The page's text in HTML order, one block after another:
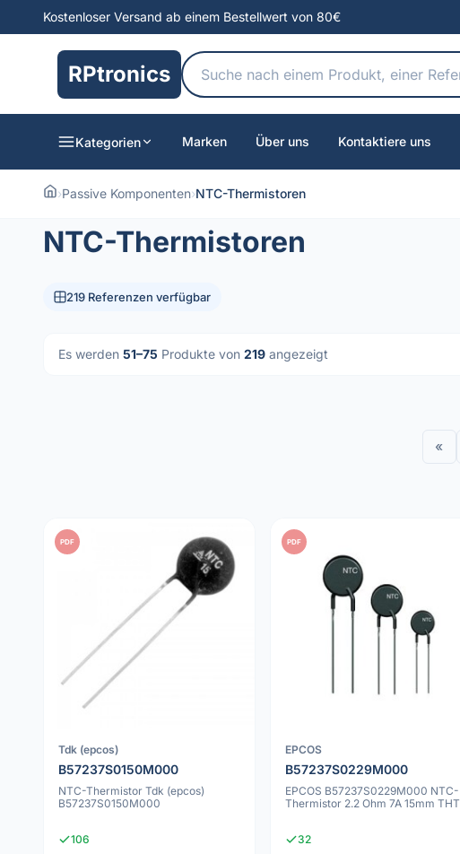
Kostenloser Versand ab einem Bestellwert von 80€
RPtronics
Kategorien Marken Über uns Kontaktiere uns
›Passive Komponenten›NTC-Thermistoren
NTC-Thermistoren
219 Referenzen verfügbar
Es werden 51–75 Produkte von 219 angezeigt
«
PDF
Tdk (epcos)
B57237S0150M000
NTC-Thermistor Tdk (epcos)
B57237S0150M000
106
PDF
EPCOS
B57237S0229M000
EPCOS B57237S0229M000 NTC-
Thermistor 2.2 Ohm 7A 15mm THT
32